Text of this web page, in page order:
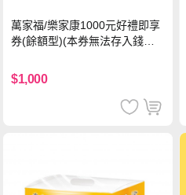
萬家福/樂家康1000元好禮即享
券(餘額型)(本券無法存入錢包
$1,000